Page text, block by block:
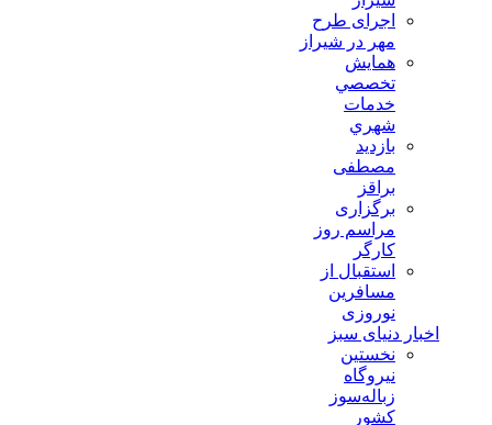
اجرای طرح
مهر در شیراز
همايش
تخصصي
خدمات
شهري
بازدید
مصطفی
براقز
برگزاری
مراسم روز
کارگر
استقبال از
مسافرین
نوروزی
اخبار دنیای سبز
نخستین
نیروگاه
زباله‌سوز
کشور